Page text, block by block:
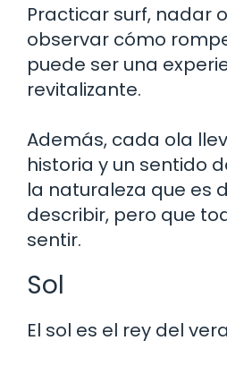
Practicar surf, nadar
observar cómo
puede ser una
revitalizante.
Además, cada ola
historia y un sentido
la naturaleza que es
describir, pero que
sentir.
Sol
El sol es el rey del